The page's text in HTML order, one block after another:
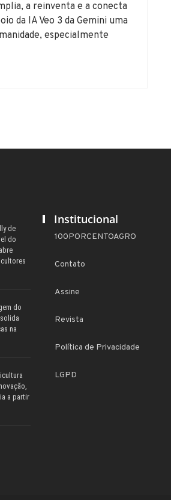
a reinventa e a conecta
da IA Veo 3 da Gemini uma
especialmente
de
do
do
na
a partir
Institucional
100PORCENTOAGRO
Contato
Assine
Revista
Política de Privacidade
LGPD